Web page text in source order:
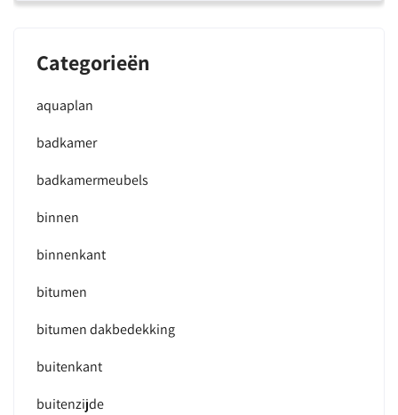
Categorieën
aquaplan
badkamer
badkamermeubels
binnen
binnenkant
bitumen
bitumen dakbedekking
buitenkant
buitenzijde